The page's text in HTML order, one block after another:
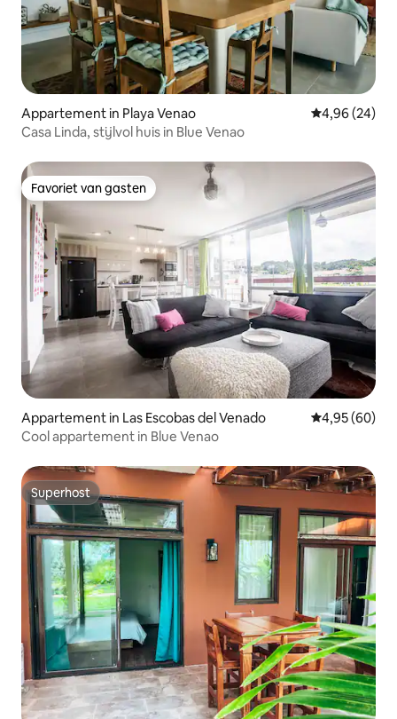
Appartement in Playa Venao Gemiddelde
4,96 (24)
Casa Linda, stijlvol huis in Blue Venao
Favoriet van gasten
Favoriet van gasten
Appartement in Las Escobas del Venado Gemiddelde
4,95 (60)
Cool appartement in Blue Venao
Superhost
Superhost